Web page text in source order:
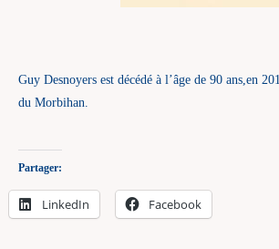
Guy Desnoyers est décédé à l’âge de 90 ans,en
du Morbihan.
Partager:
LinkedIn Facebook